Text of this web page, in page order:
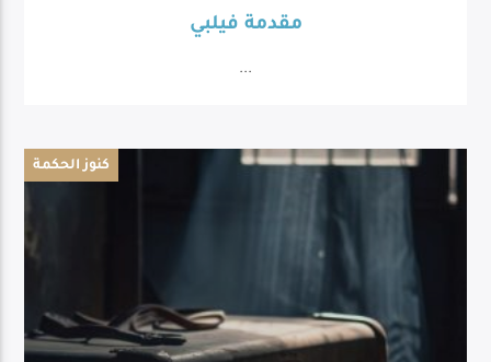
مقدمة فيلبي
...
كنوز الحكمة